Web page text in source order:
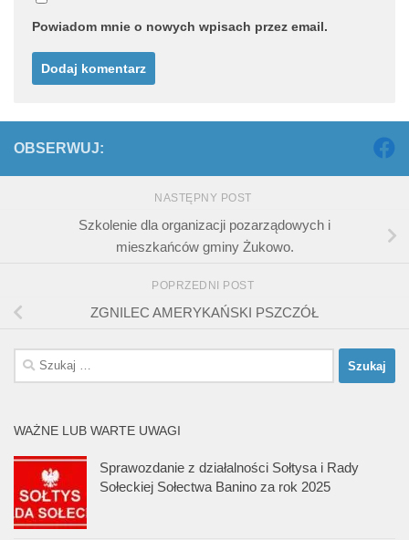
Powiadom mnie o nowych wpisach przez email.
OBSERWUJ:
NASTĘPNY POST
Szkolenie dla organizacji pozarządowych i
mieszkańców gminy Żukowo.
POPRZEDNI POST
ZGNILEC AMERYKAŃSKI PSZCZÓŁ
Szukaj:
WAŻNE LUB WARTE UWAGI
Sprawozdanie z działalności Sołtysa i Rady
Sołeckiej Sołectwa Banino za rok 2025